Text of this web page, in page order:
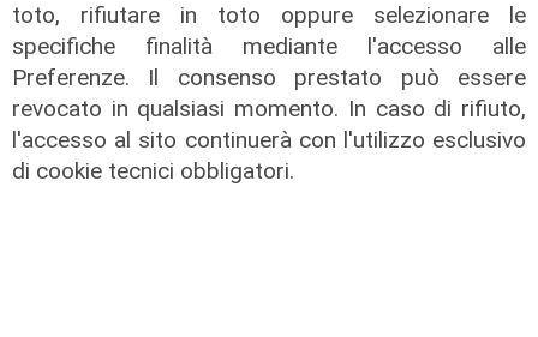
toto, rifiutare in toto oppure selezionare le
specifiche finalità mediante l'accesso alle
Preferenze. Il consenso prestato può essere
revocato in qualsiasi momento. In caso di rifiuto,
l'accesso al sito continuerà con l'utilizzo esclusivo
di cookie tecnici obbligatori.